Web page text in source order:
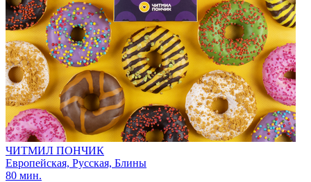
ЧИТМИЛ ПОНЧИК
Европейская, Русская, Блины
80 мин.